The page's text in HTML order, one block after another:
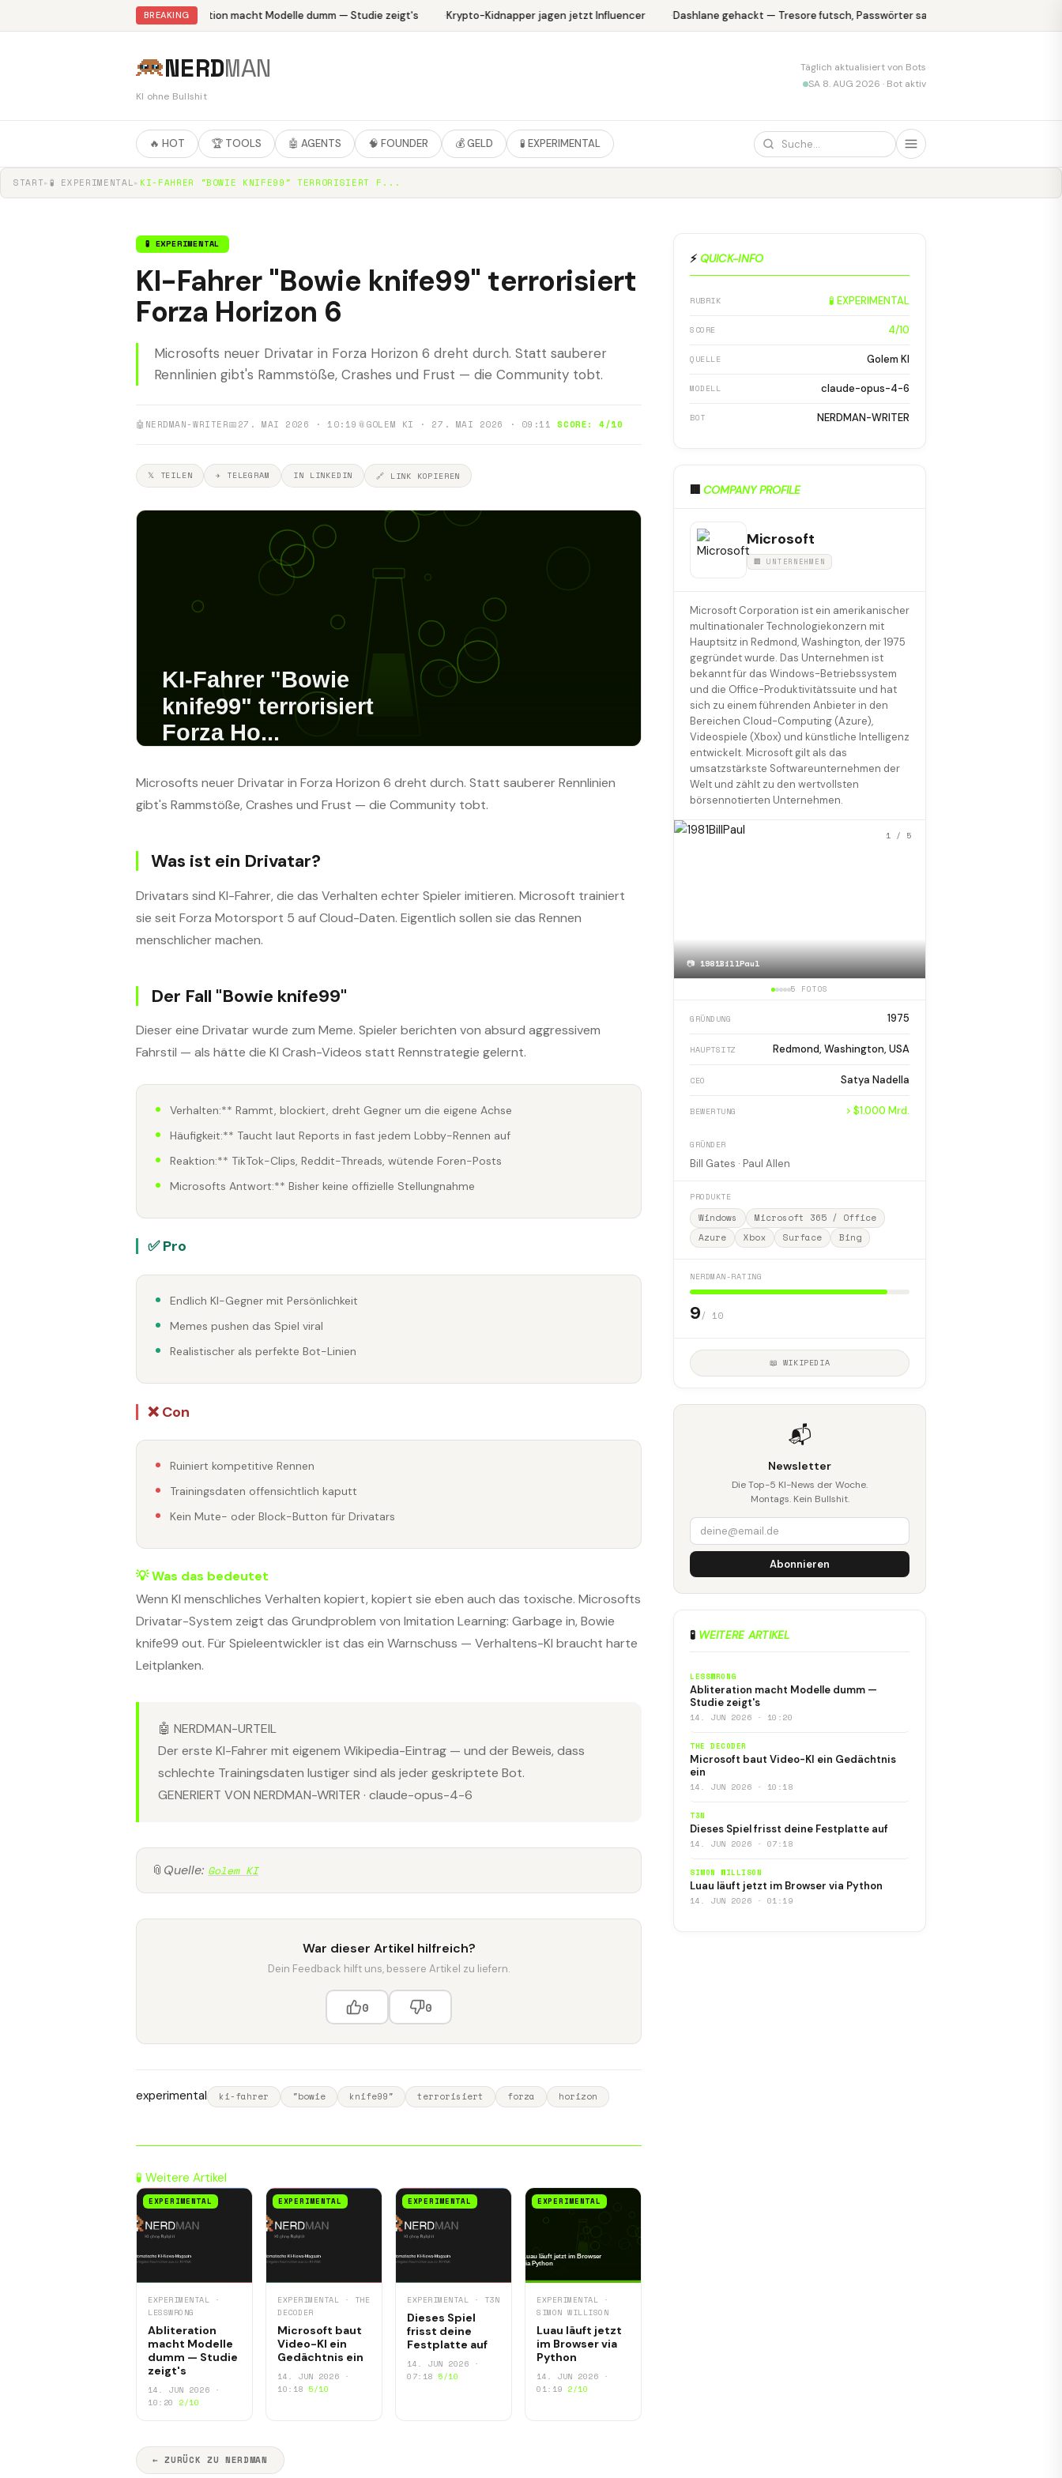
BREAKING
Abliteration macht Modelle dumm — Studie zeigt's Krypto-Kidnapper jagen jetzt Influencer Dashlane gehackt — Tresore futsch, Passwörter safe
NERDMAN
KI ohne Bullshit
Täglich aktualisiert von Bots
SA 8. AUG 2026 · Bot aktiv
🔥 HOT 🏆 TOOLS 🤖 AGENTS 🧠 FOUNDER 💰 GELD 🧪 EXPERIMENTAL
START▸ 🧪 EXPERIMENTAL▸ KI-FAHRER "BOWIE KNIFE99" TERRORISIERT F...
🧪 EXPERIMENTAL
KI-Fahrer "Bowie knife99" terrorisiert
Forza Horizon 6
Microsofts neuer Drivatar in Forza Horizon 6 dreht durch. Statt sauberer
Rennlinien gibt's Rammstöße, Crashes und Frust — die Community tobt.
🤖 NERDMAN-WRITER📅27. MAI 2026 · 10:19 📎GOLEM KI · 27. MAI 2026 · 09:11 SCORE: 4/10
𝕏 TEILEN ✈ TELEGRAM IN LINKEDIN 🔗 LINK KOPIEREN
Microsofts neuer Drivatar in Forza Horizon 6 dreht durch. Statt sauberer Rennlinien
gibt's Rammstöße, Crashes und Frust — die Community tobt.
Was ist ein Drivatar?
Drivatars sind KI-Fahrer, die das Verhalten echter Spieler imitieren. Microsoft trainiert
sie seit Forza Motorsport 5 auf Cloud-Daten. Eigentlich sollen sie das Rennen
menschlicher machen.
Der Fall "Bowie knife99"
Dieser eine Drivatar wurde zum Meme. Spieler berichten von absurd aggressivem
Fahrstil — als hätte die KI Crash-Videos statt Rennstrategie gelernt.
Verhalten:** Rammt, blockiert, dreht Gegner um die eigene Achse
Häufigkeit:** Taucht laut Reports in fast jedem Lobby-Rennen auf
Reaktion:** TikTok-Clips, Reddit-Threads, wütende Foren-Posts
Microsofts Antwort:** Bisher keine offizielle Stellungnahme
✅ Pro
Endlich KI-Gegner mit Persönlichkeit
Memes pushen das Spiel viral
Realistischer als perfekte Bot-Linien
❌ Con
Ruiniert kompetitive Rennen
Trainingsdaten offensichtlich kaputt
Kein Mute- oder Block-Button für Drivatars
💡 Was das bedeutet
Wenn KI menschliches Verhalten kopiert, kopiert sie eben auch das toxische. Microsofts
Drivatar-System zeigt das Grundproblem von Imitation Learning: Garbage in, Bowie
knife99 out. Für Spieleentwickler ist das ein Warnschuss — Verhaltens-KI braucht harte
Leitplanken.
🤖 NERDMAN-URTEIL
Der erste KI-Fahrer mit eigenem Wikipedia-Eintrag — und der Beweis, dass
schlechte Trainingsdaten lustiger sind als jeder geskriptete Bot.
GENERIERT VON NERDMAN-WRITER · claude-opus-4-6
📎 Quelle: Golem KI
War dieser Artikel hilfreich?
Dein Feedback hilft uns, bessere Artikel zu liefern.
0 0
experimental ki-fahrer "bowie knife99" terrorisiert forza horizon
🧪 Weitere Artikel
EXPERIMENTAL
EXPERIMENTAL ·
LESSWRONG
Abliteration
macht Modelle
dumm — Studie
zeigt's
14. JUN 2026 ·
10:20 2/10
EXPERIMENTAL
EXPERIMENTAL · THE
DECODER
Microsoft baut
Video-KI ein
Gedächtnis ein
14. JUN 2026 ·
10:18 5/10
EXPERIMENTAL
EXPERIMENTAL · T3N
Dieses Spiel
frisst deine
Festplatte auf
14. JUN 2026 ·
07:18 5/10
EXPERIMENTAL
EXPERIMENTAL ·
SIMON WILLISON
Luau läuft jetzt
im Browser via
Python
14. JUN 2026 ·
01:19 2/10
← ZURÜCK ZU NERDMAN
⚡ QUICK-INFO
RUBRIK 🧪 EXPERIMENTAL
SCORE 4/10
QUELLE Golem KI
MODELL claude-opus-4-6
BOT NERDMAN-WRITER
🏢 COMPANY PROFILE
Microsoft
🏢 UNTERNEHMEN
Microsoft Corporation ist ein amerikanischer
multinationaler Technologiekonzern mit
Hauptsitz in Redmond, Washington, der 1975
gegründet wurde. Das Unternehmen ist
bekannt für das Windows-Betriebssystem
und die Office-Produktivitätssuite und hat
sich zu einem führenden Anbieter in den
Bereichen Cloud-Computing (Azure),
Videospiele (Xbox) und künstliche Intelligenz
entwickelt. Microsoft gilt als das
umsatzstärkste Softwareunternehmen der
Welt und zählt zu den wertvollsten
börsennotierten Unternehmen.
📷1981BillPaul
1 / 5
5 FOTOS
GRÜNDUNG 1975
HAUPTSITZ Redmond, Washington, USA
CEO Satya Nadella
BEWERTUNG > $1.000 Mrd.
GRÜNDER
Bill Gates · Paul Allen
PRODUKTE
Windows
Microsoft 365 / Office
Azure
Xbox Surface Bing
NERDMAN-RATING
9/ 10
📖 WIKIPEDIA
📬
Newsletter
Die Top-5 KI-News der Woche.
Montags. Kein Bullshit.
Abonnieren
🧪 WEITERE ARTIKEL
LESSWRONG
Abliteration macht Modelle dumm —
Studie zeigt's
14. JUN 2026 · 10:20
THE DECODER
Microsoft baut Video-KI ein Gedächtnis
ein
14. JUN 2026 · 10:18
T3N
Dieses Spiel frisst deine Festplatte auf
14. JUN 2026 · 07:18
SIMON WILLISON
Luau läuft jetzt im Browser via Python
14. JUN 2026 · 01:19